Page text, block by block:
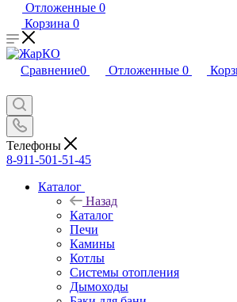
Отложенные 0
Корзина 0
Сравнение0 Отложенные 0
Телефоны
8-911-501-51-45
Каталог
Назад
Каталог
Печи
Камины
Котлы
Системы отопления
Дымоходы